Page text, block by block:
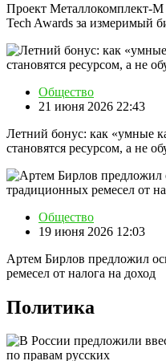
Проект Металлокомплект-М
Tech Awards за измеримый
Общество
21 июня 2026 22:43
Летний бонус: как «умные
становятся ресурсом, а не
Общество
19 июня 2026 12:03
Артем Бирлов предложил
ремесел от налога на доход
Политика